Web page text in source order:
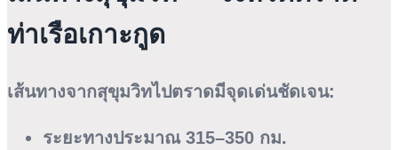
ท่าเรือเกาะกูด
เส้นทางจากสุขุมวิทไปตราดมีจุดเด่นชัดเจน:
ระยะทางประมาณ 315–350 กม.